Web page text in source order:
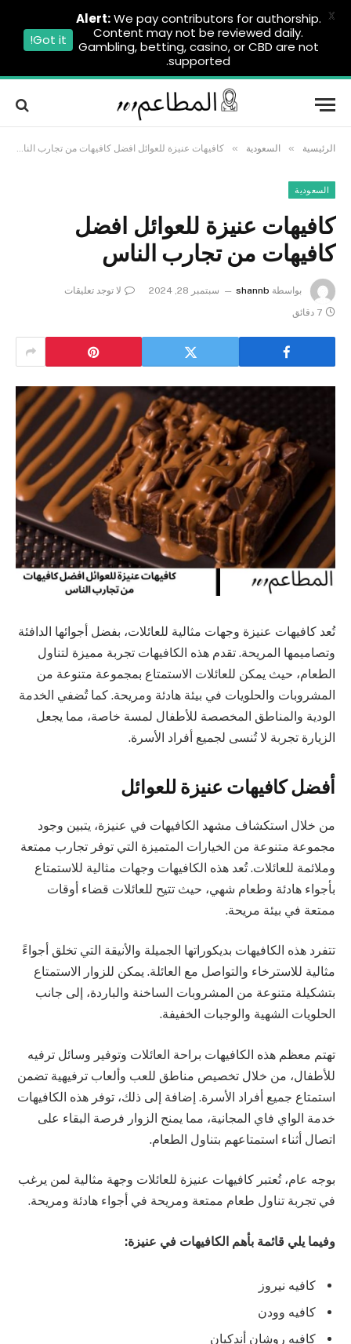
الرئيسية » السعودية » كافيهات عنيزة للعوائل افضل كافيهات من تجارب الناس
السعودية
كافيهات عنيزة للعوائل افضل
كافيهات من تجارب الناس
بواسطة shannb سبتمبر 28, 2024
لا توجد تعليقات
7 دقائق
تُعد كافيهات عنيزة وجهات مثالية للعائلات، بفضل أجوائها الدافئة
وتصاميمها المريحة. تقدم هذه الكافيهات تجربة مميزة لتناول
الطعام، حيث يمكن للعائلات الاستمتاع بمجموعة متنوعة من
المشروبات والحلويات في بيئة هادئة ومريحة. كما تُضفي الخدمة
الودية والمناطق المخصصة للأطفال لمسة خاصة، مما يجعل
الزيارة تجربة لا تُنسى لجميع أفراد الأسرة.
أفضل كافيهات عنيزة للعوائل
من خلال استكشاف مشهد الكافيهات في عنيزة، يتبين وجود
مجموعة متنوعة من الخيارات المتميزة التي توفر تجارب ممتعة
وملائمة للعائلات. تُعد هذه الكافيهات وجهات مثالية للاستمتاع
بأجواء هادئة وطعام شهي، حيث تتيح للعائلات قضاء أوقات
ممتعة في بيئة مريحة.
تتفرد هذه الكافيهات بديكوراتها الجميلة والأنيقة التي تخلق أجواءً
مثالية للاسترخاء والتواصل مع العائلة. يمكن للزوار الاستمتاع
بتشكيلة متنوعة من المشروبات الساخنة والباردة، إلى جانب
الحلويات الشهية والوجبات الخفيفة.
تهتم معظم هذه الكافيهات براحة العائلات وتوفير وسائل ترفيه
للأطفال، من خلال تخصيص مناطق للعب وألعاب ترفيهية تضمن
استمتاع جميع أفراد الأسرة. إضافة إلى ذلك، توفر هذه الكافيهات
خدمة الواي فاي المجانية، مما يمنح الزوار فرصة البقاء على
اتصال أثناء استمتاعهم بتناول الطعام.
بوجه عام، تُعتبر كافيهات عنيزة للعائلات وجهة مثالية لمن يرغب
في تجربة تناول طعام ممتعة ومريحة في أجواء هادئة ومريحة.
وفيما يلي قائمة بأهم الكافيهات في عنيزة:
كافيه نيروز
كافيه وودن
كافيه روشان أندكيان
Alert:We pay contributors for authorship.
Content may not be reviewed daily.
Gambling, betting, casino, or CBD are not
supported.
Got it!
X